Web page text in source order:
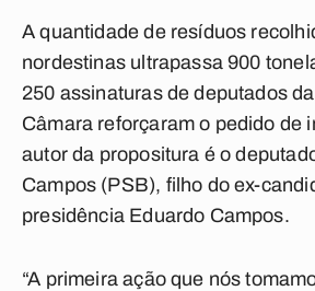
A quantidade de resíduos
nordestinas ultrapassa 900
250 assinaturas de deputados
Câmara reforçaram o pedido de
autor da propositura é o
Campos (PSB), filho do ex-
presidência Eduardo Campos.
“A primeira ação que nós